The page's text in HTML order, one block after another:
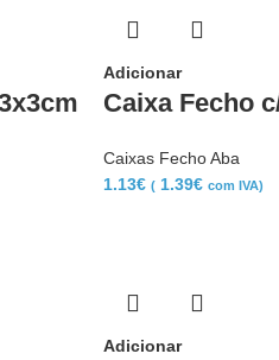
Adicionar
Caixa Fecho
Caixas Fecho Aba
1.13€ ( 1.39€ com IVA)
Adicionar